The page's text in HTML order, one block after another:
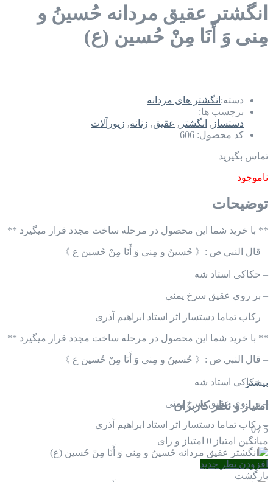
انگشتر عقیق مردانه حُسینُ و
مِنی وَ أَنَا مِنْ حُسین (ع)
دسته: انگشتر های مردانه
برچسب ها:
دستساز , انگشتر , عقیق, زنانه, زیورآلات
کد محصول: 606
تماس بگیرید
ناموجود
توضیحات
** با خرید شما این محصول در مرحله ساخت مجدد قرار میگیرد **
– قال النبي ص :《 حُسینُ و مِنی وَ أَنَا مِنْ حُسین ع 》
– حکاکی استاد شه
– بر روی عقیق سرخ یمنی
– رکاب تماما دستساز اثر استاد ابراهیم آذری
** با خرید شما این محصول در مرحله ساخت مجدد قرار میگیرد **
– قال النبي ص :《 حُسینُ و مِنی وَ أَنَا مِنْ حُسین ع 》
– حکاکی استاد شه
– بر روی عقیق سرخ یمنی
– رکاب تماما دستساز اثر استاد ابراهیم آذری
بیشتر
امتیاز و نظر کاربران
5
/
0
میانگین امتیاز 0 امتیاز و رای
افزودن نظر جدید
بازگشت